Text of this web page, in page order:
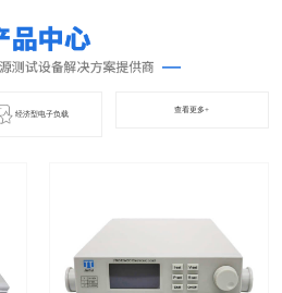
经济型电子负载 查看更多+